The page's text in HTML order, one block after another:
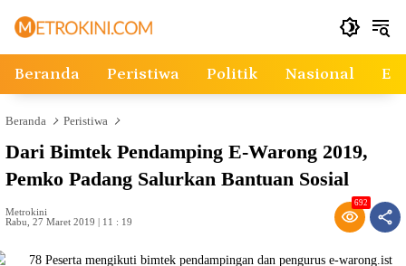
Beranda Peristiwa Politik Nasional
Beranda Peristiwa
Dari Bimtek Pendamping E-Warong 2019,
Pemko Padang Salurkan Bantuan Sosial
Metrokini
Rabu, 27 Maret 2019 | 11 : 19
692